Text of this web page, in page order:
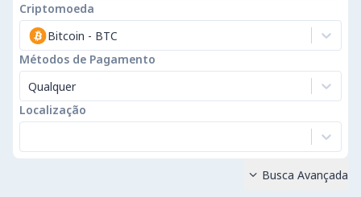
Criptomoeda
Bitcoin - BTC
Métodos de Pagamento
Qualquer
Localização
 Busca Avançada